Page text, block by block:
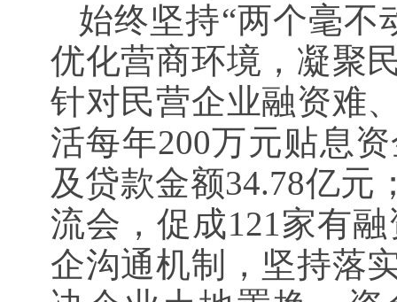
始终坚持“两个毫不
优化营商环境，凝聚
针对民营企业融资难
活每年200万元贴息
及贷款金额34.78亿元
流会，促成121家有
企沟通机制，坚持落